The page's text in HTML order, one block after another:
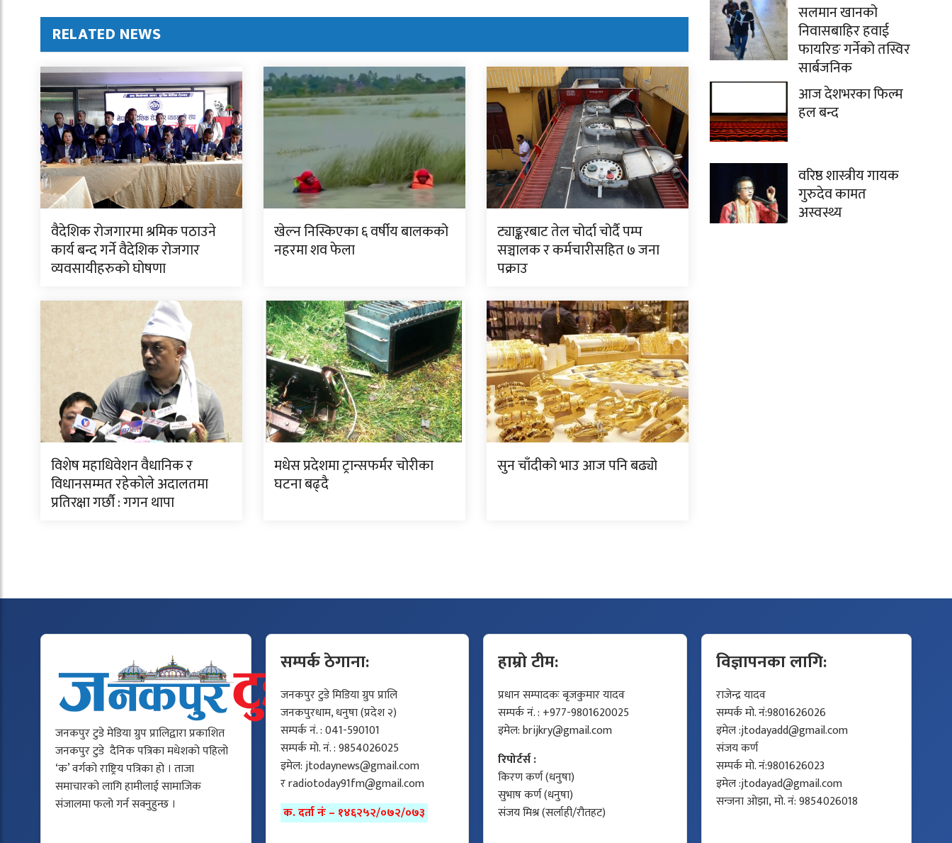
RELATED NEWS
वैदेशिक रोजगारमा श्रमिक पठाउने
कार्य बन्द गर्ने वैदेशिक रोजगार
व्यवसायीहरुको घोषणा
खेल्न निस्किएका ६ वर्षीय बालकको
नहरमा शव फेला
ट्याङ्करबाट तेल चोर्दा चोर्दै पम्प
सञ्चालक र कर्मचारीसहित ७ जना
पक्राउ
विशेष महाधिवेशन वैधानिक र
विधानसम्मत रहेकोले अदालतमा
प्रतिरक्षा गर्छौ : गगन थापा
मधेस प्रदेशमा ट्रान्सफर्मर चोरीका
घटना बढ्दै
सुन चाँदीको भाउ आज पनि बढ्यो
सलमान खानको
निवासबाहिर हवाई
फायरिङ गर्नेको तस्विर
सार्बजनिक
आज देशभरका फिल्म
हल बन्द
वरिष्ठ शास्त्रीय गायक
गुरुदेव कामत
अस्वस्थ्य
जनकपुर टुडे मेडिया ग्रुप प्रालिद्वारा प्रकाशित
जनकपुर टुडे दैनिक पत्रिका मधेशको पहिलो
‘क’ वर्गको राष्ट्रिय पत्रिका हो । ताजा
समाचारको लागि हामीलाई सामाजिक
संजालमा फलो गर्न सक्नुहुन्छ ।
सम्पर्क ठेगाना:
जनकपुर टुडे मिडिया ग्रुप प्रालि
जनकपुरधाम, धनुषा (प्रदेश २)
सम्पर्क नं. : 041-590101
सम्पर्क मो. नं. : 9854026025
इमेल:jtodaynews@gmail.com
रradiotoday91fm@gmail.com
क. दर्ता नंः – १४६२५२/०७२/०७३
हाम्रो टीम:
प्रधान सम्पादकः बृजकुमार यादव
सम्पर्क नं. : +977-9801620025
इमेल:brijkry@gmail.com
रिपोर्टर्स :
किरण कर्ण (धनुषा)
सुभाष कर्ण (धनुषा)
संजय मिश्र (सर्लाही/रौतहट)
विज्ञापनका लागि:
राजेन्द्र यादव
सम्पर्क मो. नं:9801626026
इमेल :jtodayadd@gmail.com
संजय कर्ण
सम्पर्क मो. नं:9801626023
इमेल :jtodayad@gmail.com
सन्जना ओझा, मो. नं: 9854026018